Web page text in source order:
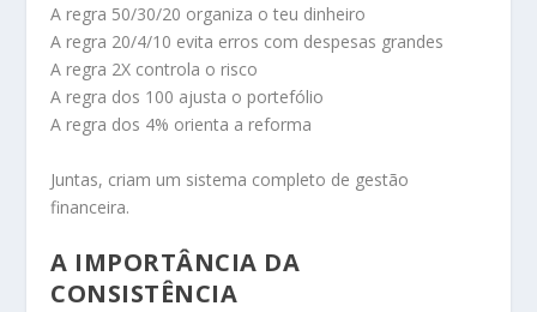
A regra 50/30/20 organiza o teu dinheiro
A regra 20/4/10 evita erros com despesas grandes
A regra 2X controla o risco
A regra dos 100 ajusta o portefólio
A regra dos 4% orienta a reforma
Juntas, criam um sistema completo de gestão
financeira.
A IMPORTÂNCIA DA
CONSISTÊNCIA